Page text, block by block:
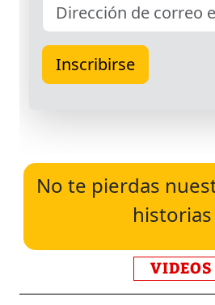
No te pierdas
historias
VIDEOS